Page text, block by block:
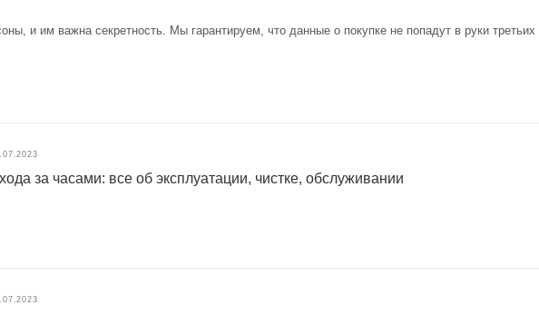
и им важна секретность. Мы гарантируем, что данные о покупке не попадут в руки третьих
за часами: все об эксплуатации, чистке, обслуживании